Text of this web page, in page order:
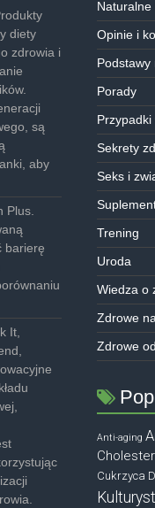
diety
zdrowia i
są
aby
Plus.
barierę
It,
Opinie i
Podstawy
Porady
Sekrety
Seks i
Trening
Uroda
Wiedza o
Zdrowe
Zdrowe
Anti-aging
Cukrzyca